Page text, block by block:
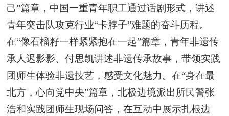
己”篇章，中国一重青年职工通过话剧形式，讲述
青年突击队攻克行业“卡脖子”难题的奋斗历程。
在“像石榴籽一样紧紧抱在一起”篇章，青年非遗传
承人迟影影、付思凯讲述非遗传承故事，带领实践
团师生体验非遗技艺，感受文化魅力。在“身在最
北方，心向党中央”篇章，北极边境派出所民警张
浩和实践团师生现场问答，在互动中展示扎根边